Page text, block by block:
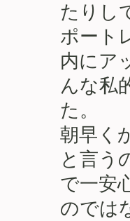
たりし
ポート
内にア
んな私
た。
朝早く
と言う
で一安
のでは